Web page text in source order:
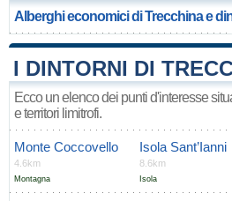
Alberghi economici di Trecchina e
I DINTORNI DI
Ecco un elenco dei punti d'interesse
e territori limitrofi.
Monte Coccovello
4.6km
Montagna
Isola Sant’Ianni
8.6km
Isola